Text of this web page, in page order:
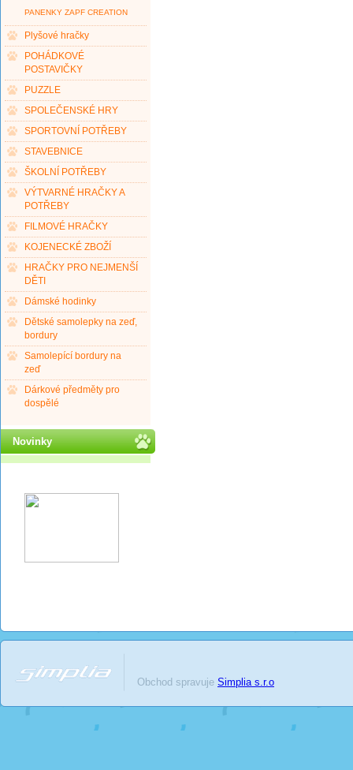
PANENKY ZAPF CREATION
Plyšové hračky
POHÁDKOVÉ
POSTAVIČKY
PUZZLE
SPOLEČENSKÉ HRY
SPORTOVNÍ POTŘEBY
STAVEBNICE
ŠKOLNÍ POTŘEBY
VÝTVARNÉ HRAČKY A
POTŘEBY
FILMOVÉ HRAČKY
KOJENECKÉ ZBOŽÍ
HRAČKY PRO NEJMENŠÍ
DĚTI
Dámské hodinky
Dětské samolepky na zeď,
bordury
Samolepící bordury na
zeď
Dárkové předměty pro
dospělé
Novinky
Obchod spravuje Simplia s.r.o